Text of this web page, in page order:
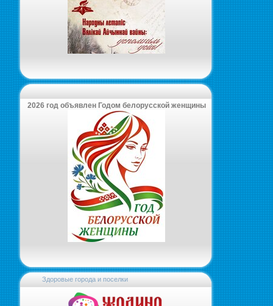
2026 год объявлен Годом белорусской женщины
Здоровые города и поселки